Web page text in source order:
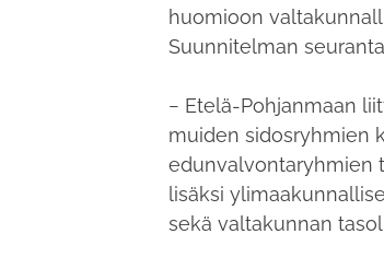
huomioon
Suunnitelman
− Etelä-Pohjanmaan
muiden sidosryhmien
edunvalvontaryhmien
lisäksi
sekä valtakunnan